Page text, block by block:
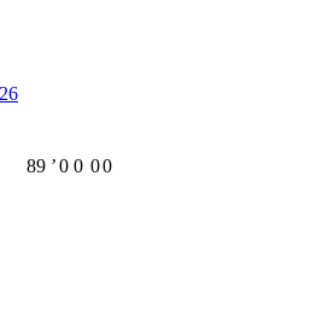
89 ʼ0 0 00